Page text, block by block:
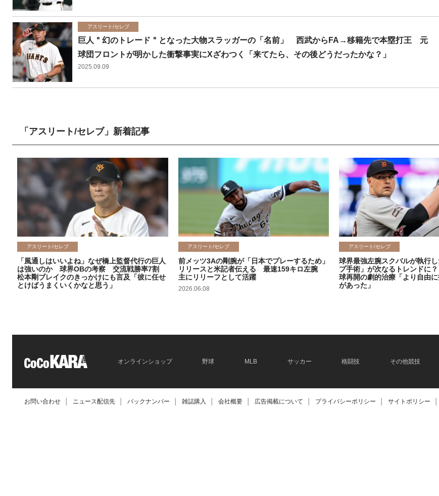
アスリート/セレブ
巨人＂幻のトレード＂となった大物スラッガーの「名前」 西武からFA→移籍先で本塁打王 元
球団フロントが明かした衝撃事実にXざわつく「来てたら、その後どうだったかな？」
2025.09.09
「アスリート/セレブ」新着記事
アスリート/セレブ
「風通しはいいよね」なぜ橋上監督代行の巨人
は強いのか 球界OBの考察 交流戦勝率7割
松本剛ブレイクのきっかけにも言及「彼に任せ
とけばうまくいくかなと思う」
アスリート/セレブ
前メッツ3Aの剛腕が「日本でプレーするため」
リリースと米記者伝える 最速159キロ左腕
主にリリーフとして活躍
2026.06.08
アスリート/セレブ
球界最強左腕スクバルが執行
プ手術」が次なるトレンドに
球再開の劇的治療「より自由
があった」
オンラインショップ 野球 MLB サッカー 格闘技 その他競技
お問い合わせ ニュース配信先 バックナンバー 雑誌購入 会社概要 広告掲載について プライバシーポリシー サイトポリシー